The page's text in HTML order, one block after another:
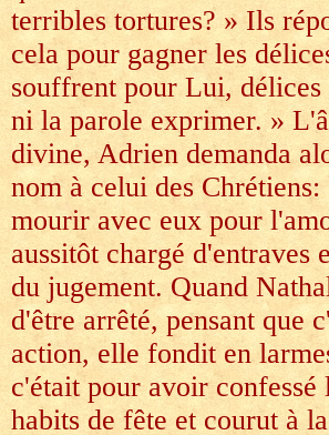
terribles tortures? » Ils
cela pour gagner les
souffrent pour Lui,
ni la parole exprimer. »
divine, Adrien demanda
nom à celui des
mourir avec eux pour
aussitôt chargé d'entraves
du jugement. Quand
d'être arrêté, pensant que
action, elle fondit en
c'était pour avoir
habits de fête et courut à